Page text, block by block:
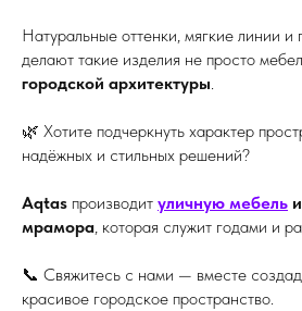
Натуральные оттенки, мягкие линии и
делают такие изделия не просто
городской архитектуры.
🌿 Хотите подчеркнуть характер
надёжных и стильных решений?
Aqtas производит уличную мебель
мрамора, которая служит годами и
📞 Свяжитесь с нами — вместе
красивое городское пространство.